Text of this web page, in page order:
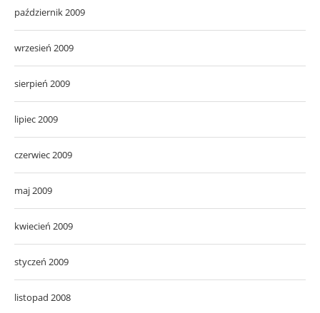
październik 2009
wrzesień 2009
sierpień 2009
lipiec 2009
czerwiec 2009
maj 2009
kwiecień 2009
styczeń 2009
listopad 2008